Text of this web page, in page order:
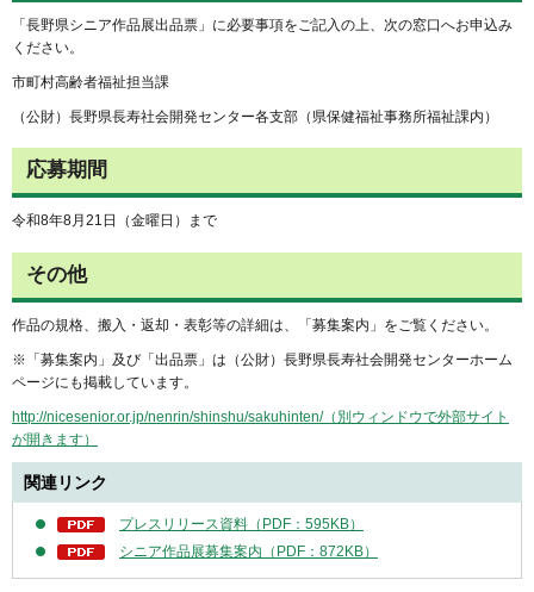
「長野県シニア作品展出品票」に必要事項をご記入の上、次の窓口へお申込み
ください。
市町村高齢者福祉担当課
（公財）長野県長寿社会開発センター各支部（県保健福祉事務所福祉課内）
応募期間
令和8年8月21日（金曜日）まで
その他
作品の規格、搬入・返却・表彰等の詳細は、「募集案内」をご覧ください。
※「募集案内」及び「出品票」は（公財）長野県長寿社会開発センターホーム
ページにも掲載しています。
http://nicesenior.or.jp/nenrin/shinshu/sakuhinten/（別ウィンドウで外部サイト
が開きます）
関連リンク
プレスリリース資料（PDF：595KB）
シニア作品展募集案内（PDF：872KB）